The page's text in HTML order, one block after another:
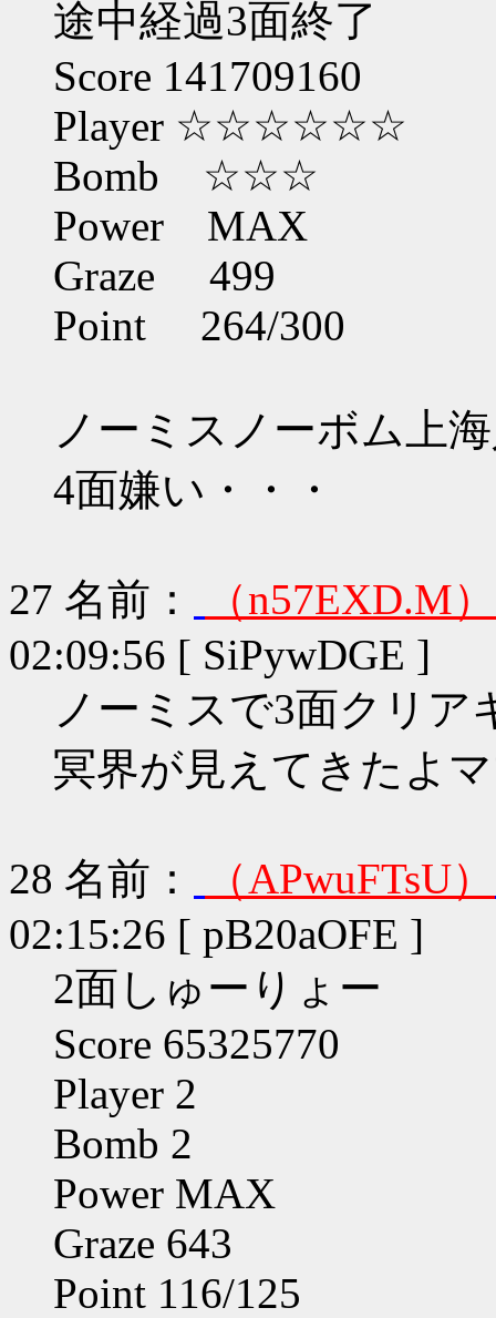
途中経過3面終了
Score 141709160
Player ☆☆☆☆☆☆
Bomb ☆☆☆
Power MAX
Graze 499
Point 264/300
ノーミスノーボム上
4面嫌い・・・
27 名前：
（n57EXD.M）
02:09:56 [ SiPywDGE ]
ノーミスで3面クリア
冥界が見えてきたよ
28 名前：
（APwuFTsU）
02:15:26 [ pB20aOFE ]
2面しゅーりょー
Score 65325770
Player 2
Bomb 2
Power MAX
Graze 643
Point 116/125